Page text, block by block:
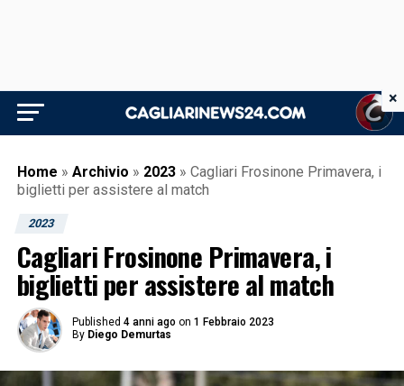
Home » Archivio » 2023 » Cagliari Frosinone Primavera, i
biglietti per assistere al match
2023
Cagliari Frosinone Primavera, i
biglietti per assistere al match
Published 4 anni ago on 1 Febbraio 2023
By Diego Demurtas
×